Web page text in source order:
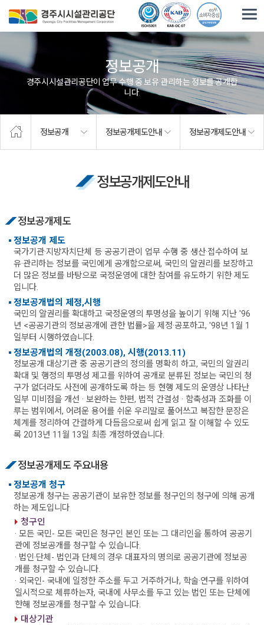
정보공개
경주시시설관리공단이 업무 수행 중 보유·관리하는 정보를 공개합
니다.
정보공개 정보공개제도안내 정보공개제도안내
정보공개제도안내
정보공개제도
정보공개 제도
국가기관·지방자치단체 등 공공기관이 업무 수행 중 생산·접수하여 보
유·관리하는 정보를 국민에게 공개함으로써, 국민의 알권리를 보장하고
더 많은 정보를 바탕으로 국정운영에 대한 참여를 유도하기 위한 제도
입니다.
정보공개법의 제정,시행
국민의 알권리를 확대하고 국정운영의 투명성을 높이기 위해 지난 '96
년 <공공기관의 정보공개에 관한 법률>을 제정·공포하고, '98년 1월 1
일부터 시행하였습니다.
정보공개법의 개정(2003.08), 시행(2013.11)
정보공개 대상기관 중 공공기관의 정의를 명확히 하고, 국민의 알권리
확대 및 행정의 투명성 제고를 위하여 공개로 분류된 정보는 국민의 청
구가 없더라도 사전에 공개하도록 하는 등 현행 제도의 운영상 나타난
일부 미비점을 개선 · 보완하는 한편, 법적 간결성 · 함축성과 조화를 이
루는 범위에서, 어려운 용어를 쉬운 우리말로 풀어쓰고 복잡한 문장은
체계를 정리하여 간결하게 다듬음으로써 쉽게 읽고 잘 이해할 수 있도
록 2013년 11월 13일 최종 개정하였습니다.
정보공개제도 주요내용
정보공개 청구
정보공개 청구는 공공기관이 보유한 정보를 청구인의 청구에 의해 공개
하는 제도입니다
청구인
· 모든 국민- 모든 국민은 청구인 본인 또는 그 대리인을 통하여 공공기
관에 정보공개를 청구할 수 있습니다.
· 법인·단체 - 법인과 단체의 경우 대표자의 명의로 공공기관에 정보공
개를 청구할 수 있습니다.
· 외국인- 국내에 일정한 주소를 두고 거주하거나, 학술·연구를 위하여
일시적으로 체류하는자, 국내에 사무소를 두고 있는 법인 또는 단체에
한해 정보공개를 청구할 수 있습니다.
대상기관